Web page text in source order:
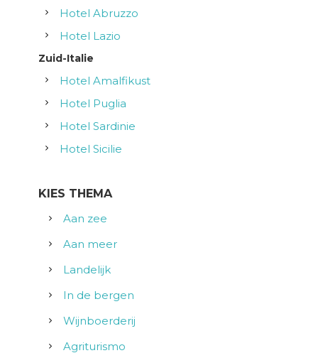
Hotel Abruzzo
Hotel Lazio
Zuid-Italie
Hotel Amalfikust
Hotel Puglia
Hotel Sardinie
Hotel Sicilie
KIES THEMA
Aan zee
Aan meer
Landelijk
In de bergen
Wijnboerderij
Agriturismo